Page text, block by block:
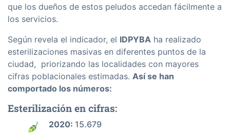
que los dueños de estos peludos accedan fácilmente a
los servicios.
Según revela el indicador, el IDPYBA ha realizado
esterilizaciones masivas en diferentes puntos de la
ciudad, priorizando las localidades con mayores
cifras poblacionales estimadas. Así se han
comportado los números:
Esterilización en cifras:
2020: 15.679